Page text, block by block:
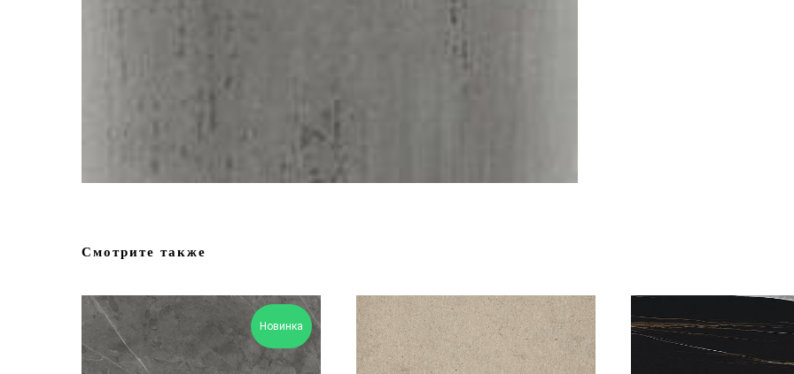
Смотрите также
Новинка